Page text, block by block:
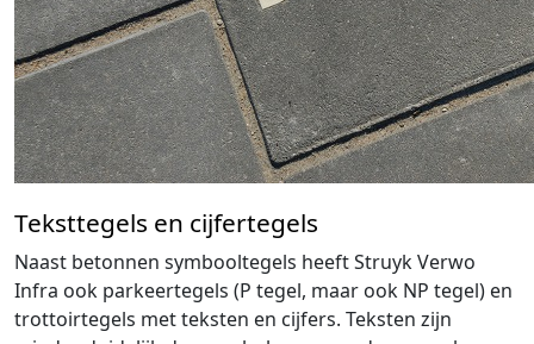
Teksttegels en cijfertegels
Naast betonnen symbooltegels heeft Struyk Verwo
Infra ook parkeertegels (P tegel, maar ook NP tegel) en
trottoirtegels met teksten en cijfers. Teksten zijn